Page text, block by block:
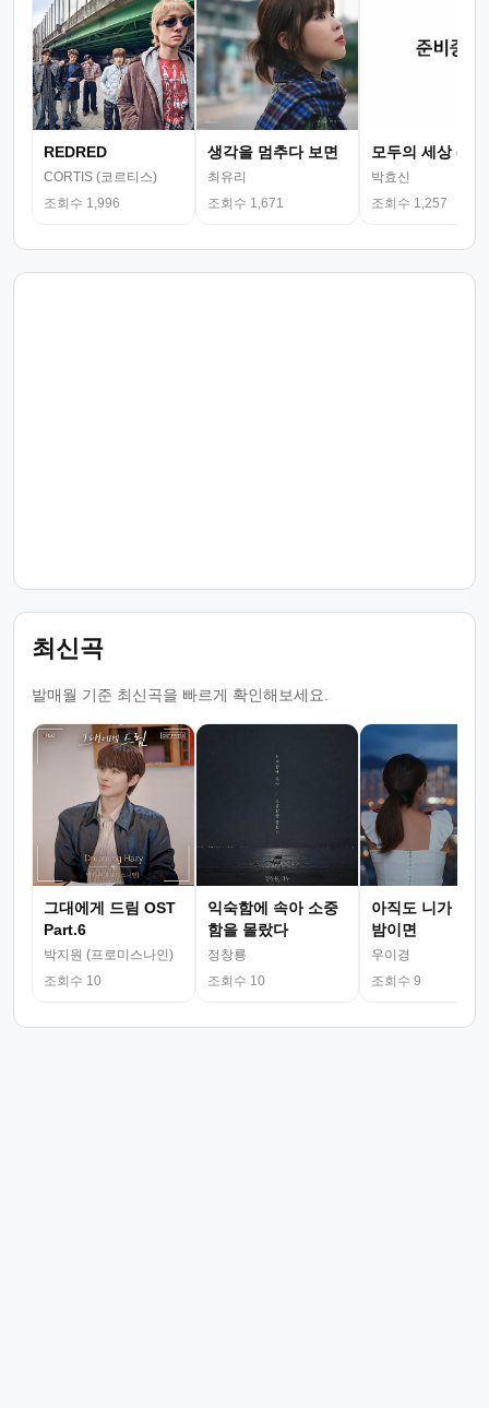
REDRED
CORTIS (코르티스)
조회수 1,996
생각을 멈추다 보면
최유리
조회수 1,671
모두의 세상 (뮤
박효신
조회수 1,257
최신곡
발매월 기준 최신곡을 빠르게 확인해보세요.
그대에게 드림 OST
Part.6
박지원 (프로미스나인)
조회수 10
익숙함에 속아 소중
함을 몰랐다
정창룡
조회수 10
아직도 니가 그
밤이면
우이경
조회수 9